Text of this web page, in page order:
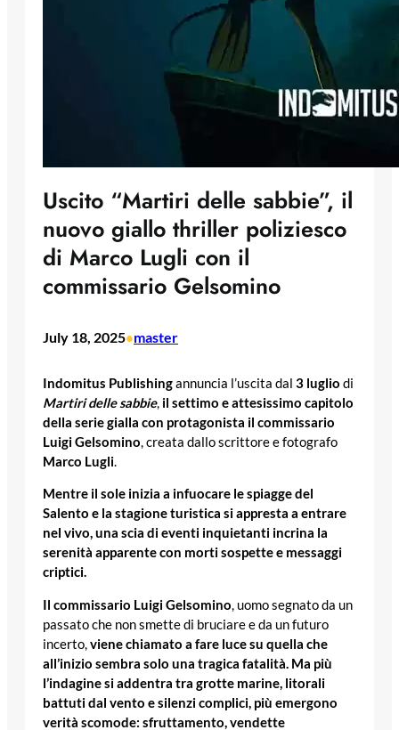
Uscito “Martiri delle sabbie”, il
nuovo giallo thriller poliziesco
di Marco Lugli con il
commissario Gelsomino
July 18, 2025•master
Indomitus Publishingannuncia l’uscita dal 3 luglio di
Martiri delle sabbie, il settimo e attesissimo capitolo
della serie gialla con protagonista il commissario
Luigi Gelsomino, creata dallo scrittore e fotografo
Marco Lugli.
Mentre il sole inizia a infuocare le spiagge del
Salento e la stagione turistica si appresta a entrare
nel vivo, una scia di eventi inquietanti incrina la
serenità apparente con morti sospette e messaggi
criptici.
Il commissario Luigi Gelsomino, uomo segnato da un
passato che non smette di bruciare e da un futuro
incerto,viene chiamato a fare luce su quella che
all’inizio sembra solo una tragica fatalità. Ma più
l’indagine si addentra tra grotte marine, litorali
battuti dal vento e silenzi complici, più emergono
verità scomode: sfruttamento, vendette